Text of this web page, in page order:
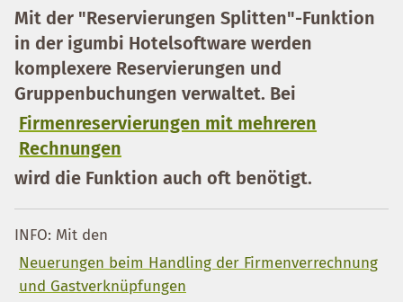
Mit der "Reservierungen Splitten"-Funktion
in der igumbi Hotelsoftware werden
komplexere Reservierungen und
Gruppenbuchungen verwaltet. Bei
Firmenreservierungen mit mehreren
Rechnungen
wird die Funktion auch oft benötigt.
INFO: Mit den
Neuerungen beim Handling der Firmenverrechnung
und Gastverknüpfungen